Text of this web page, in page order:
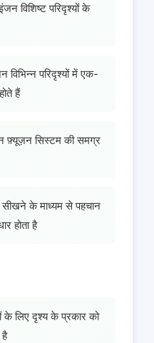
विशिष्ट परिदृश्यों के
विभिन्न परिदृश्यों में एक-
हैं
फ़्यूज़न सिस्टम की समग्र
सीखने के माध्यम से पहचान
होता है
के लिए दृश्य के प्रकार को